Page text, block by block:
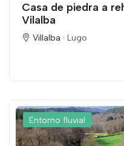
Casa de piedra a
Vilalba
Villalba · Lugo
Entorno fluvial